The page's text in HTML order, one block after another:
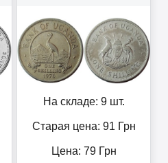
На складе: 9 шт.
Старая цена: 91 Грн
Цена: 79Грн